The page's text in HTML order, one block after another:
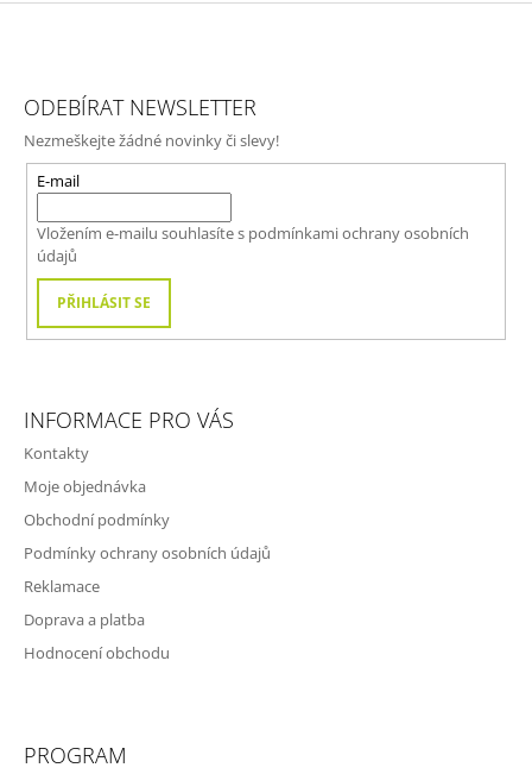
ODEBÍRAT NEWSLETTER
Nezmeškejte žádné novinky či slevy!
E-mail
Vložením e-mailu souhlasíte s podmínkami ochrany osobních
údajů
PŘIHLÁSIT SE
INFORMACE PRO VÁS
Kontakty
Moje objednávka
Obchodní podmínky
Podmínky ochrany osobních údajů
Reklamace
Doprava a platba
Hodnocení obchodu
PROGRAM